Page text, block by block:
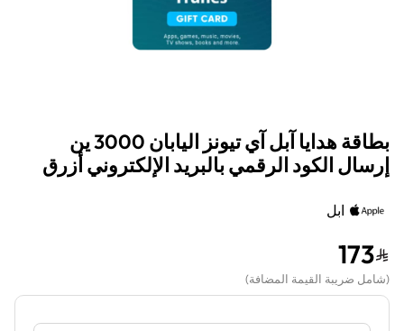
بطاقة هدايا آبل آي تيونز اليابان 3000 ين
إرسال الكود الرقمي بالبريد الإلكتروني أزرق
ابل
173
(شامل ضريبة القيمة المضافة)